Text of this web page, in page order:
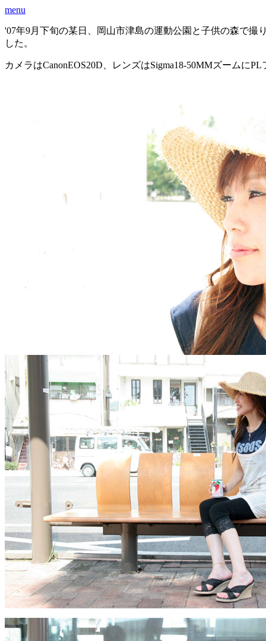
menu
'07年9月下旬の某日、岡山市津島の運動公園と子供の森で
した。
カメラはCanonEOS20D、レンズはSigma18-50MMズームに